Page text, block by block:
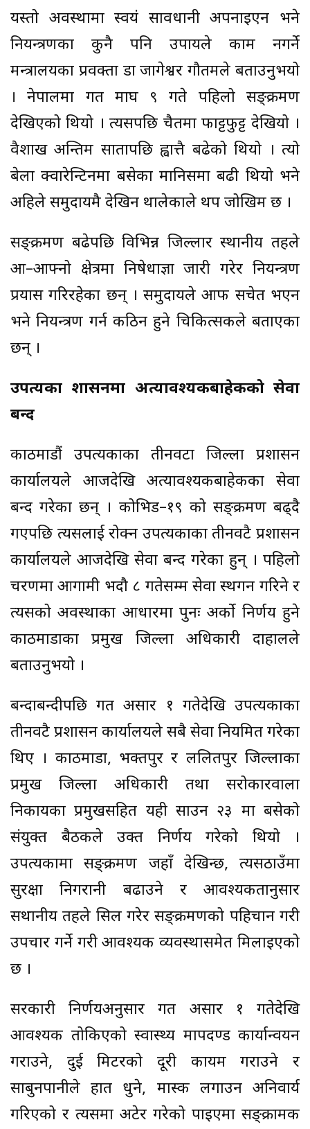
यस्तो अवस्थामा स्वयं सावधानी अपनाइएन भने
नियन्त्रणका कुनै पनि उपायले काम नगर्ने
मन्त्रालयका प्रवक्ता डा जागेश्वर गौतमले बताउनुभयो
। नेपालमा गत माघ ९ गते पहिलो सङ्क्रमण
देखिएको थियो । त्यसपछि चैतमा फाट्टफुट्ट देखियो ।
वैशाख अन्तिम सातापछि ह्वात्तै बढेको थियो । त्यो
बेला क्वारेन्टिनमा बसेका मानिसमा बढी थियो भने
अहिले समुदायमै देखिन थालेकाले थप जोखिम छ ।
सङ्क्रमण बढेपछि विभिन्न जिल्लार स्थानीय तहले
आ–आफ्नो क्षेत्रमा निषेधाज्ञा जारी गरेर नियन्त्रण
प्रयास गरिरहेका छन् । समुदायले आफैँ सचेत भएन
भने नियन्त्रण गर्न कठिन हुने चिकित्सकले बताएका
छन् ।
उपत्यका प्रशासनमा अत्यावश्यकबाहेकको सेवा
बन्द
काठमाडौं उपत्यकाका तीनवटा जिल्ला प्रशासन
कार्यालयले आजदेखि अत्यावश्यकबाहेकका सेवा
बन्द गरेका छन् । कोभिड–१९ को सङ्क्रमण बढ्दै
गएपछि त्यसलाई रोक्न उपत्यकाका तीनवटै प्रशासन
कार्यालयले आजदेखि सेवा बन्द गरेका हुन् । पहिलो
चरणमा आगामी भदौ ८ गतेसम्म सेवा स्थगन गरिने र
त्यसको अवस्थाका आधारमा पुनः अर्काे निर्णय हुने
काठमाडौँका प्रमुख जिल्ला अधिकारी दाहालले
बताउनुभयो ।
बन्दाबन्दीपछि गत असार १ गतेदेखि उपत्यकाका
तीनवटै प्रशासन कार्यालयले सबै सेवा नियमित गरेका
थिए । काठमाडौँ, भक्तपुर र ललितपुर जिल्लाका
प्रमुख जिल्ला अधिकारी तथा सरोकारवाला
निकायका प्रमुखसहित यही साउन २३ मा बसेको
संयुक्त बैठकले उक्त निर्णय गरेको थियो ।
उपत्यकामा सङ्क्रमण जहाँ देखिन्छ, त्यसठाउँमा
सुरक्षा निगरानी बढाउने र आवश्यकतानुसार
सथानीय तहले सिल गरेर सङ्क्रमणको पहिचान गरी
उपचार गर्ने गरी आवश्यक व्यवस्थासमेत मिलाइएको
छ ।
सरकारी निर्णयअनुसार गत असार १ गतेदेखि
आवश्यक तोकिएको स्वास्थ्य मापदण्ड कार्यान्वयन
गराउने, दुई मिटरको दूरी कायम गराउने र
साबुनपानीले हात धुने, मास्क लगाउन अनिवार्य
गरिएको र त्यसमा अटेर गरेको पाइएमा सङ्क्रामक